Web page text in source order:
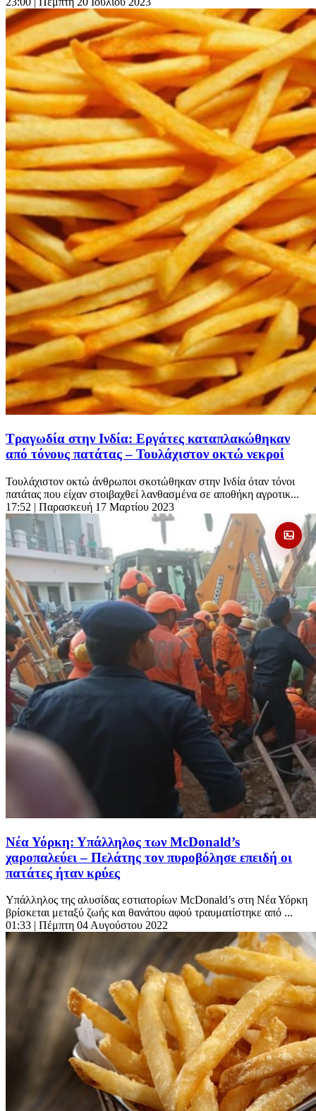
Τραγωδία στην Ινδία: Εργάτες καταπλακώθηκαν
από τόνους πατάτας – Τουλάχιστον οκτώ νεκροί
Τουλάχιστον οκτώ άνθρωποι σκοτώθηκαν στην Ινδία όταν τόνοι
πατάτας που είχαν στοιβαχθεί λανθασμένα σε αποθήκη αγροτικ...
17:52 | Παρασκευή 17 Μαρτίου 2023
Νέα Υόρκη: Υπάλληλος των McDonald’s
χαροπαλεύει – Πελάτης τον πυροβόλησε επειδή οι
πατάτες ήταν κρύες
Υπάλληλος της αλυσίδας εστιατορίων McDonald’s στη Νέα Υόρκη
βρίσκεται μεταξύ ζωής και θανάτου αφού τραυματίστηκε από ...
01:33 | Πέμπτη 04 Αυγούστου 2022